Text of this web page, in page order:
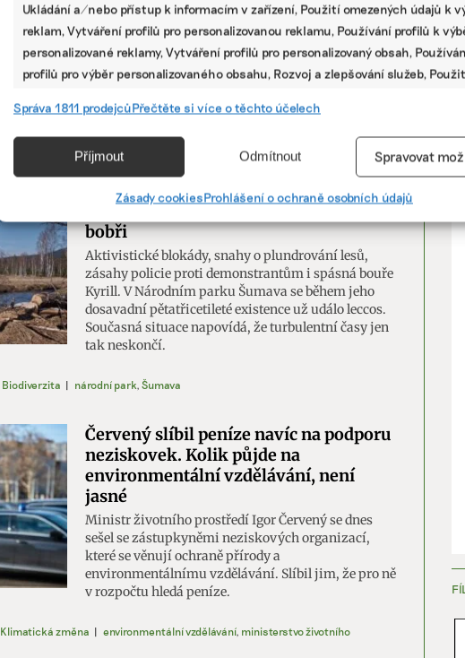
Ukládání a/nebo přístup k informacím v zařízení, Použití omezených údajů k
reklam, Vytváření profilů pro personalizovanou reklamu, Používání profilů k
personalizované reklamy, Vytváření profilů pro personalizovaný obsah,
profilů pro výběr personalizovaného obsahu, Rozvoj a zlepšování služeb,
Přiřazování a kombinování údajů z jiných zdrojů údajů, Propojení různých
zařízení, Identifikace zařízení na základě automaticky přenášených
Používání přesných údajů o zeměpisné poloze, Identifikace zařízení na
aktivně vyžádaných informací.
Zajištění bezpečnosti, předcházení a zjišťování podvodů a
Ukládání a sdělování voleb ochrany osobních údajů.
Správa 1811 prodejcůPřečtěte si více o těchto účelech
Příjmout Odmítnout Spravovat
Zásady cookiesProhlášení o ochraně osobních údajů
zaměstnáním, protože se od nich očekává, že
rodinu ve všech směrech zabezpečují. „Loni jsme
proto připravili pro zaměstnance velkou kampaň,
kde jsme mluvili o rovnoprávnosti domácích prací,“
uvádí Eva Malá Beluská, personální ředitelka
společnosti IKEA pro Česko, Maďarsko a Slovensko.
Byznys | gender pay gap,Ikea
Šumava bývala „továrnou na dřevo“,
dnes v národním parku kácejí hlavně
bobři
Aktivistické blokády, snahy o plundrování lesů,
zásahy policie proti demonstrantům i spásná bouře
Kyrill. V Národním parku Šumava se během jeho
dosavadní pětatřicetileté existence už událo leccos.
Současná situace napovídá, že turbulentní časy jen
tak neskončí.
Biodiverzita | národní park Šumava
Červený slíbil peníze navíc na podporu
neziskovek. Kolik půjde na
environmentální vzdělávání, není
jasné
Ministr životního prostředí Igor Červený se dnes
sešel se zástupkyněmi neziskových organizací,
které se věnují ochraně přírody a
environmentálnímu vzdělávání. Slíbil jim, že pro ně
v rozpočtu hledá peníze.
Klimatická změna | environmentální vzdělávání, ministerstvo životního